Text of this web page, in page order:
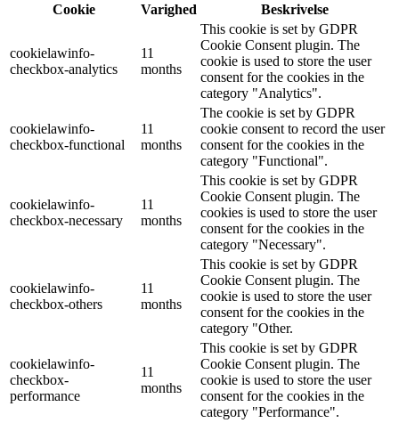
Cookie
Varighed Beskrivelse
cookielawinfo-
checkbox-analytics
11
months
This cookie is set by GDPR
Cookie Consent plugin. The
cookie is used to store the user
consent for the cookies in the
category "Analytics".
cookielawinfo-
checkbox-functional
11
months
The cookie is set by GDPR
cookie consent to record the user
consent for the cookies in the
category "Functional".
cookielawinfo-
checkbox-necessary
11
months
This cookie is set by GDPR
Cookie Consent plugin. The
cookies is used to store the user
consent for the cookies in the
category "Necessary".
cookielawinfo-
checkbox-others
11
months
This cookie is set by GDPR
Cookie Consent plugin. The
cookie is used to store the user
consent for the cookies in the
category "Other.
cookielawinfo-
checkbox-
performance
11
months
This cookie is set by GDPR
Cookie Consent plugin. The
cookie is used to store the user
consent for the cookies in the
category "Performance".